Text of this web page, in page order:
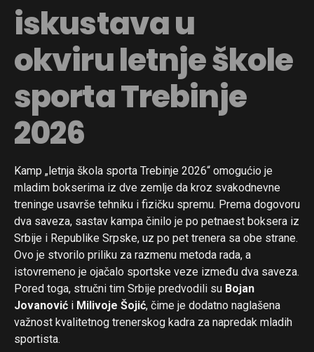
iskustava u
okviru letnje škole
sporta Trebinje
2026
Kamp „letnja škola sporta Trebinje 2026“ omogućio je
mladim bokserima iz dve zemlje da kroz svakodnevne
treninge usavrše tehniku i fizičku spremu. Prema dogovoru
dva saveza, sastav kampa činilo je po petnaest boksera iz
Srbije i Republike Srpske, uz po pet trenera sa obe strane.
Ovo je stvorilo priliku za razmenu metoda rada, a
istovremeno je ojačalo sportske veze između dva saveza.
Pored toga, stručni tim Srbije predvodili su Bojan
Jovanović i Milivoje Šojić, čime je dodatno naglašena
važnost kvalitetnog trenerskog kadra za napredak mladih
sportista.